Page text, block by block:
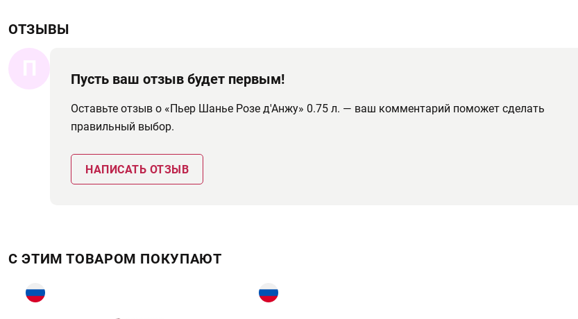
ОТЗЫВЫ
П Пусть ваш отзыв будет первым!
Оставьте отзыв о «Пьер Шанье Розе д'Анжу» 0.75 л. — ваш комментарий поможет сделать
правильный выбор.
НАПИСАТЬ ОТЗЫВ
С ЭТИМ ТОВАРОМ ПОКУПАЮТ